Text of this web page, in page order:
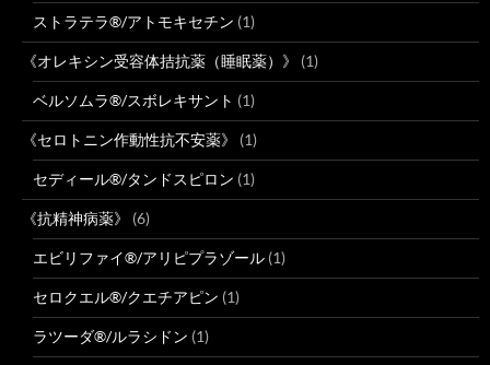
ストラテラ®/アトモキセチン (1)
《オレキシン受容体拮抗薬（睡眠薬）》 (1)
ベルソムラ®/スボレキサント (1)
《セロトニン作動性抗不安薬》 (1)
セディール®/タンドスピロン (1)
《抗精神病薬》 (6)
エビリファイ®/アリピプラゾール (1)
セロクエル®/クエチアピン (1)
ラツーダ®/ルラシドン (1)